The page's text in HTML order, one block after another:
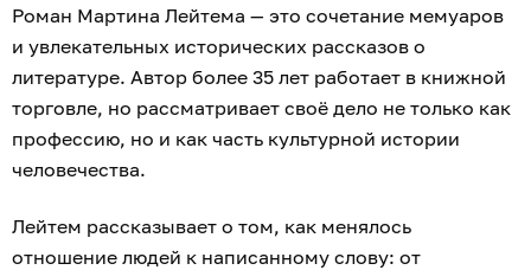
Роман Мартина Лейтема — это сочетание мемуаров
и увлекательных исторических рассказов о
литературе. Автор более 35 лет работает в книжной
торговле, но рассматривает своё дело не только как
профессию, но и как часть культурной истории
человечества.
Лейтем рассказывает о том, как менялось
отношение людей к написанному слову: от